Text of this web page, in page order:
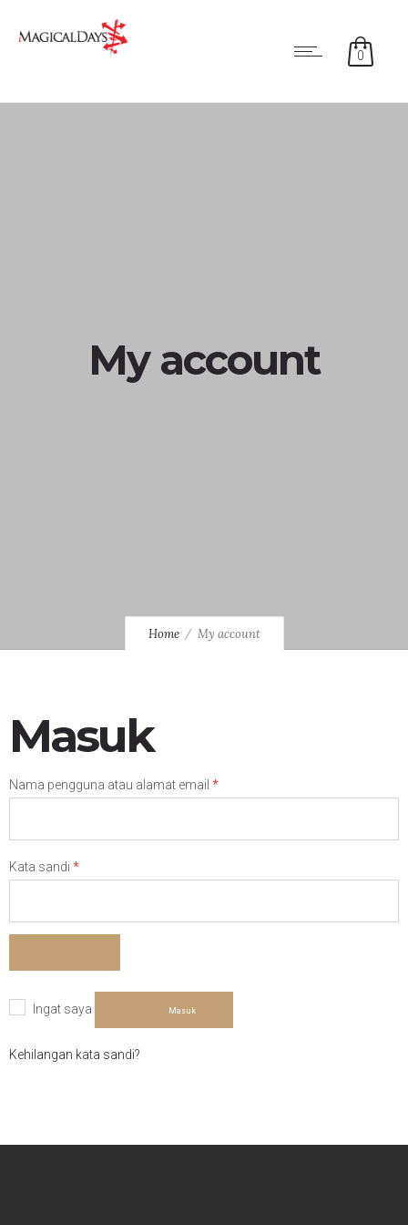
0
My account
Home My account
Masuk
Nama pengguna atau alamat email *Wajib
Kata sandi *Wajib
Ingat saya Masuk
Kehilangan kata sandi?